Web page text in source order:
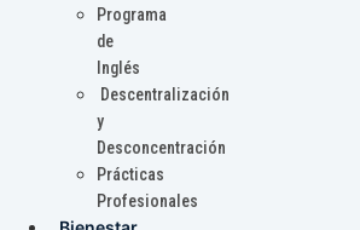
Programa
de
Inglés
Descentralización
y
Desconcentración
Prácticas
Profesionales